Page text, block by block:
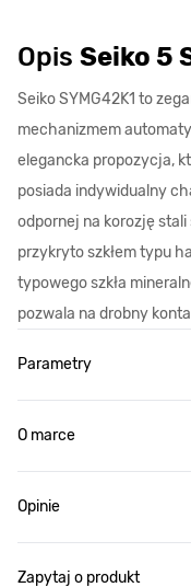
Opis Seiko 5
Seiko SYMG42K1 to
mechanizmem
elegancka propozycja,
posiada indywidualny
odpornej na korozję
przykryto szkłem typu
typowego szkła
pozwala na drobny
Parametry
O marce
Opinie
Zapytaj o produkt